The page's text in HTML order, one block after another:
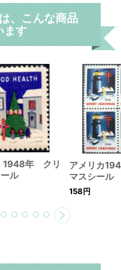
、こんな商品
ます
1948年 クリ
ル
アメリカ
マスシール
158円